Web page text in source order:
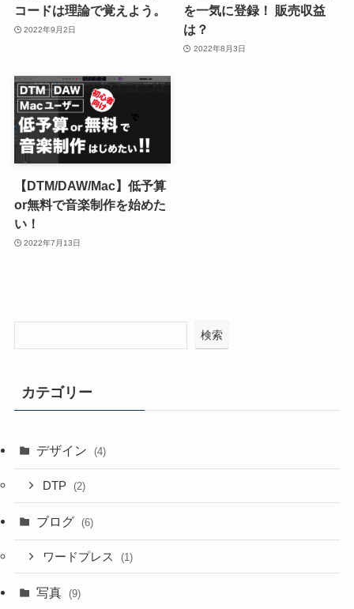
コードは理論で覚えよう。
2022年9月2日
を一気に登録！ 販売収益
は？
2022年8月3日
【DTM/DAW/Mac】低予算
or無料で音楽制作を始めた
い！
2022年7月13日
検索
カテゴリー
デザイン (4)
DTP (2)
ブログ (6)
ワードプレス (1)
写真 (9)